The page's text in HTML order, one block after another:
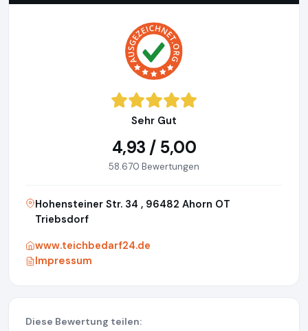
Sehr Gut
4,93 / 5,00
58.670 Bewertungen
Hohensteiner Str. 34 , 96482 Ahorn OT
Triebsdorf
www.teichbedarf24.de
Impressum
Diese Bewertung teilen: